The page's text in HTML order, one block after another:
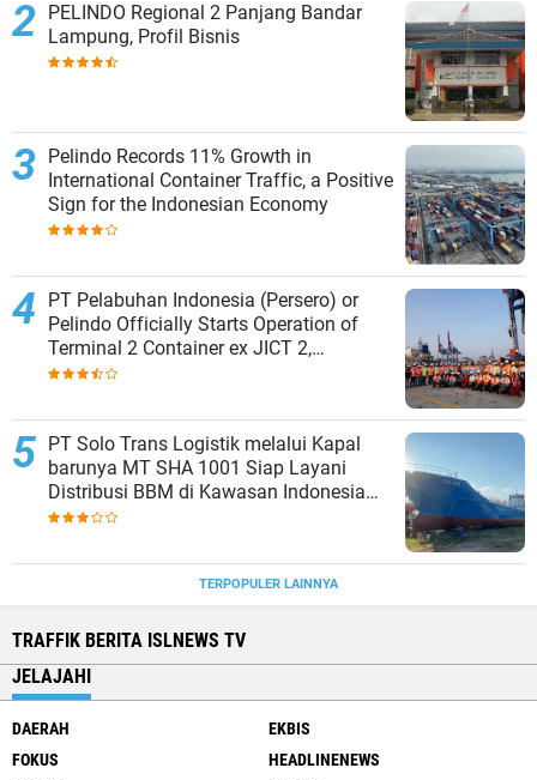
PELINDO Regional 2 Panjang Bandar
Lampung, Profil Bisnis
Pelindo Records 11% Growth in
International Container Traffic, a Positive
Sign for the Indonesian Economy
PT Pelabuhan Indonesia (Persero) or
Pelindo Officially Starts Operation of
Terminal 2 Container ex JICT 2,
Strengthening Productivity of Tanjung
PT Solo Trans Logistik melalui Kapal
barunya MT SHA 1001 Siap Layani
Distribusi BBM di Kawasan Indonesia
bagian Timur
TERPOPULER LAINNYA
TRAFFIK BERITA ISLNEWS TV
JELAJAHI
DAERAH
EKBIS
FOKUS
HEADLINENEWS